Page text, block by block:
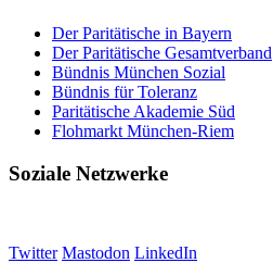
Der Paritätische in Bayern
Der Paritätische Gesamtverband
Bündnis München Sozial
Bündnis für Toleranz
Paritätische Akademie Süd
Flohmarkt München-Riem
Soziale Netzwerke
Twitter Mastodon LinkedIn